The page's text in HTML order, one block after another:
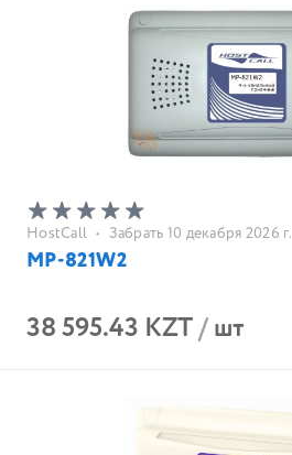
HostCall • Забрать 10 декабря 2026 г.
MP-821W2
38 595.43 KZT/шт